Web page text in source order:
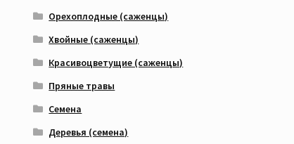
Орехоплодные (саженцы)
Хвойные (саженцы)
Красивоцветущие (саженцы)
Пряные травы
Семена
Деревья (семена)